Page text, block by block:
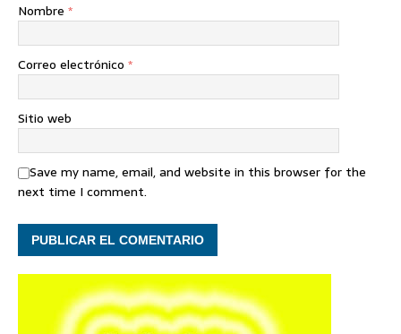
Nombre *
Correo electrónico *
Sitio web
Save my name, email, and website in this browser for the
next time I comment.